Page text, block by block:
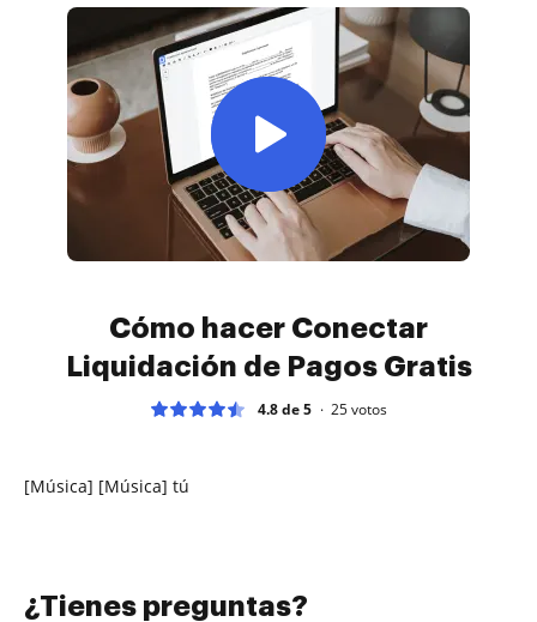
Cómo hacer Conectar
Liquidación de Pagos Gratis
4.8 de 5 25votos
[Música] [Música] tú
¿Tienes preguntas?